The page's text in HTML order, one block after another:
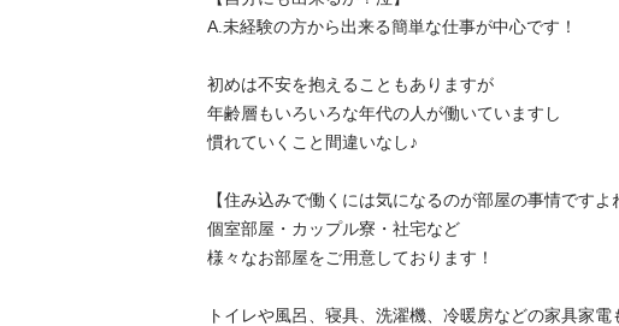
A.未経験の方から出来る簡単な仕事が中心です！
初めは不安を抱えることもありますが
年齢層もいろいろな年代の人が働いていますし
慣れていくこと間違いなし♪
【住み込みで働くには気になるのが部屋の事情ですよ
個室部屋・カップル寮・社宅など
様々なお部屋をご用意しております！
トイレや風呂、寝具、洗濯機、冷暖房などの家具家電